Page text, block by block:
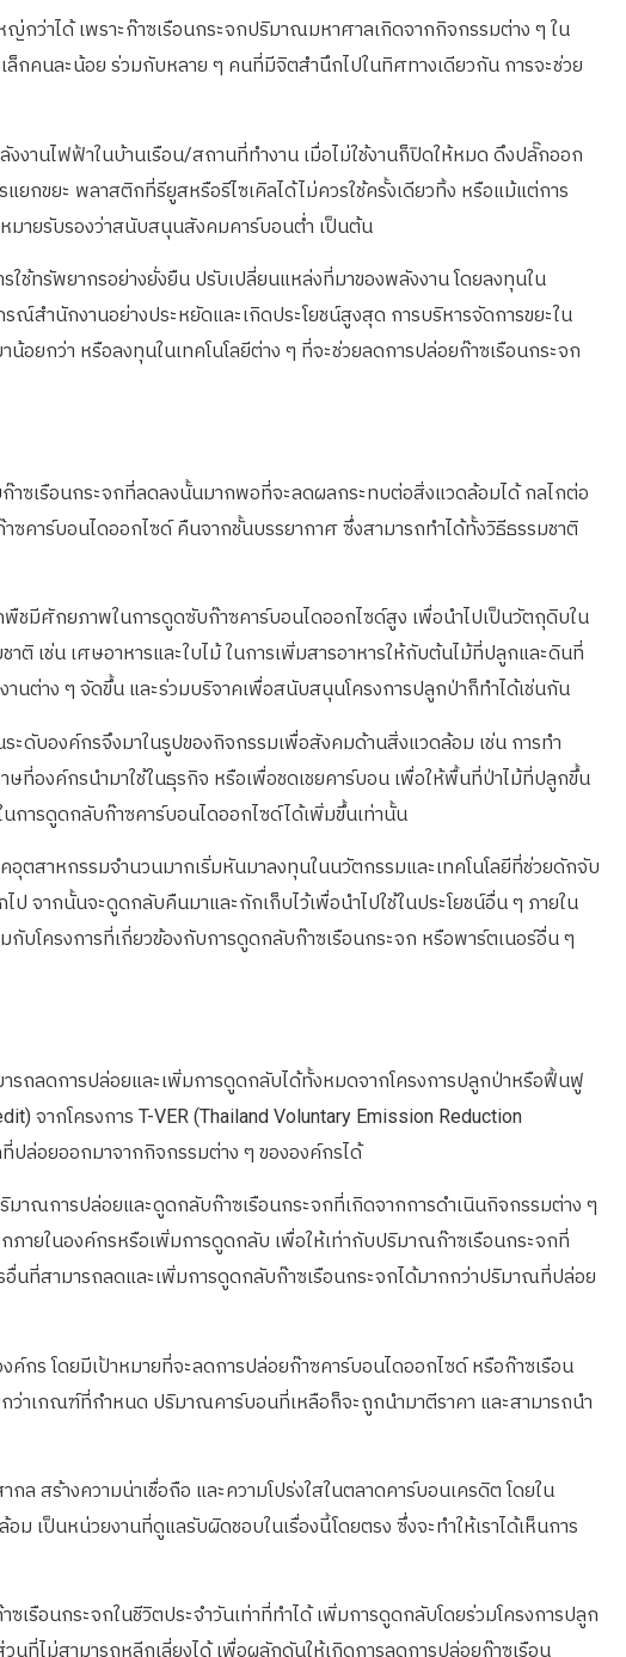
กว่าได้ เพราะก๊าซเรือนกระจกปริมาณมหาศาลเกิดจากกิจกรรมต่าง ๆ ใน
ล็กคนละน้อย ร่วมกับหลาย ๆ คนที่มีจิตสำนึกไปในทิศทางเดียวกัน การจะช่วย
งานไฟฟ้าในบ้านเรือน/สถานที่ทำงาน เมื่อไม่ใช้งานก็ปิดให้หมด ดึงปลั๊กออก
กขยะ พลาสติกที่รียูสหรือรีไซเคิลได้ไม่ควรใช้ครั้งเดียวทิ้ง หรือแม้แต่การ
มายรับรองว่าสนับสนุนสังคมคาร์บอนต่ำ เป็นต้น
ใช้ทรัพยากรอย่างยั่งยืน ปรับเปลี่ยนแหล่งที่มาของพลังงาน โดยลงทุนใน
สำนักงานอย่างประหยัดและเกิดประโยชน์สูงสุด การบริหารจัดการขยะใน
ยกว่า หรือลงทุนในเทคโนโลยีต่าง ๆ ที่จะช่วยลดการปล่อยก๊าซเรือนกระจก
าซเรือนกระจกที่ลดลงนั้นมากพอที่จะลดผลกระทบต่อสิ่งแวดล้อมได้ กลไกต่อ
ซคาร์บอนไดออกไซด์ คืนจากชั้นบรรยากาศ ซึ่งสามารถทำได้ทั้งวิธีธรรมชาติ
ชมีศักยภาพในการดูดซับก๊าซคาร์บอนไดออกไซด์สูง เพื่อนำไปเป็นวัตถุดิบใน
เช่น เศษอาหารและใบไม้ ในการเพิ่มสารอาหารให้กับต้นไม้ที่ปลูกและดินที่
นต่าง ๆ จัดขึ้น และร่วมบริจาคเพื่อสนับสนุนโครงการปลูกป่าก็ทำได้เช่นกัน
ดับองค์กรจึงมาในรูปของกิจกรรมเพื่อสังคมด้านสิ่งแวดล้อม เช่น การทำ
องค์กรนำมาใช้ในธุรกิจ หรือเพื่อชดเชยคาร์บอน เพื่อให้พื้นที่ป่าไม้ที่ปลูกขึ้น
การดูดกลับก๊าซคาร์บอนไดออกไซด์ได้เพิ่มขึ้นเท่านั้น
ตสาหกรรมจำนวนมากเริ่มหันมาลงทุนในนวัตกรรมและเทคโนโลยีที่ช่วยดักจับ
จากนั้นจะดูดกลับคืนมาและกักเก็บไว้เพื่อนำไปใช้ในประโยชน์อื่น ๆ ภายใน
บโครงการที่เกี่ยวข้องกับการดูดกลับก๊าซเรือนกระจก หรือพาร์ตเนอร์อื่น ๆ
รถลดการปล่อยและเพิ่มการดูดกลับได้ทั้งหมดจากโครงการปลูกป่าหรือฟื้นฟู
จากโครงการ T-VER (Thailand Voluntary Emission Reduction
ที่ปล่อยออกมาจากกิจกรรมต่าง ๆ ขององค์กรได้
าณการปล่อยและดูดกลับก๊าซเรือนกระจกที่เกิดจากการดำเนินกิจกรรมต่าง ๆ
ภายในองค์กรหรือเพิ่มการดูดกลับ เพื่อให้เท่ากับปริมาณก๊าซเรือนกระจกที่
นที่สามารถลดและเพิ่มการดูดกลับก๊าซเรือนกระจกได้มากกว่าปริมาณที่ปล่อย
กร โดยมีเป้าหมายที่จะลดการปล่อยก๊าซคาร์บอนไดออกไซด์ หรือก๊าซเรือน
าเกณฑ์ที่กำหนด ปริมาณคาร์บอนที่เหลือก็จะถูกนำมาตีราคา และสามารถนำ
ล สร้างความน่าเชื่อถือ และความโปร่งใสในตลาดคาร์บอนเครดิต โดยใน
เป็นหน่วยงานที่ดูแลรับผิดชอบในเรื่องนี้โดยตรง ซึ่งจะทำให้เราได้เห็นการ
รือนกระจกในชีวิตประจำวันเท่าที่ทำได้ เพิ่มการดูดกลับโดยร่วมโครงการปลูก
ที่ไม่สามารถหลีกเลี่ยงได้ เพื่อผลักดันให้เกิดการลดการปล่อยก๊าซเรือน